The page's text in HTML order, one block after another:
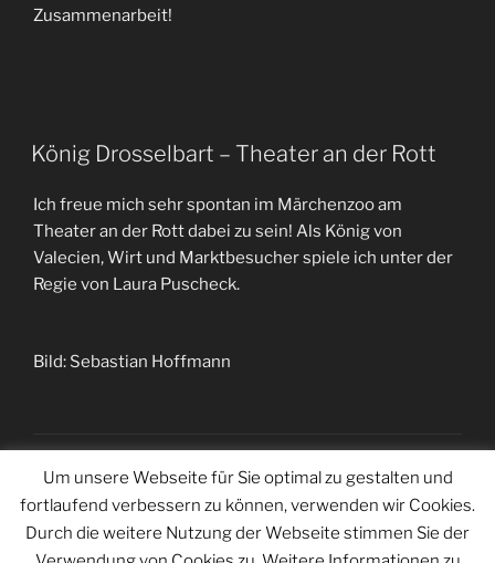
Zusammenarbeit!
König Drosselbart – Theater an der Rott
Ich freue mich sehr spontan im Märchenzoo am
Theater an der Rott dabei zu sein! Als König von
Valecien, Wirt und Marktbesucher spiele ich unter der
Regie von Laura Puscheck.
Bild: Sebastian Hoffmann
Seitennummerierung
der
Beiträge
Seite1
Um unsere Webseite für Sie optimal zu gestalten und
fortlaufend verbessern zu können, verwenden wir Cookies.
Durch die weitere Nutzung der Webseite stimmen Sie der